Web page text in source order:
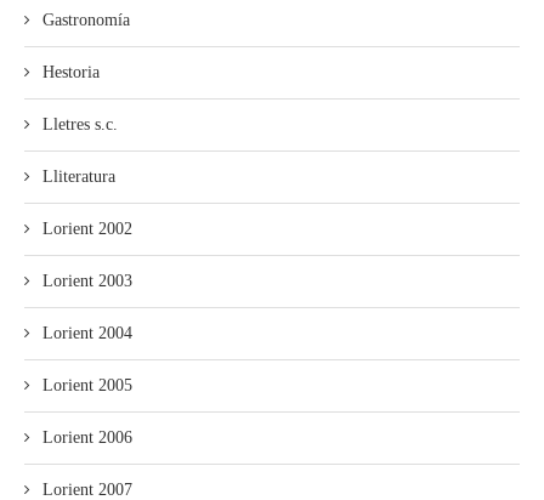
Gastronomía
Hestoria
Lletres s.c.
Lliteratura
Lorient 2002
Lorient 2003
Lorient 2004
Lorient 2005
Lorient 2006
Lorient 2007